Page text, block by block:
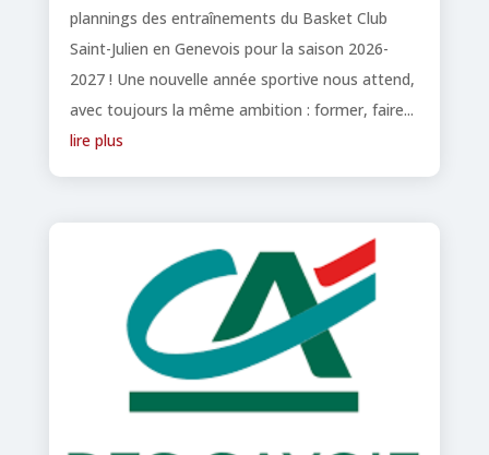
plannings des entraînements du Basket Club
Saint-Julien en Genevois pour la saison 2026-
2027 ! Une nouvelle année sportive nous attend,
avec toujours la même ambition : former, faire...
lire plus